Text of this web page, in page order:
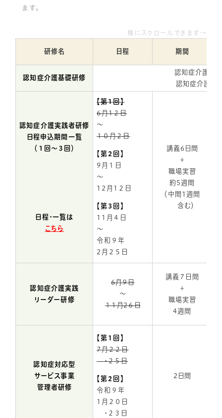
ます。
横にスクロールできます→
研修名 日程 期間
認知症介護基礎研修
認知症介護研
認知症介護基
認知症介護実践者研修
日程申込期間一覧
（１回～３回）
日程・一覧は
こちら
【第1回】
6月1２日
～
１０月２日
【第2回】
9月１日
～
12月1２日
【第3回】
11月４日
～
令和９年
2月２５日
講義6日間
＋
職場実習
約5週間
（中間1週間
含む）
認知症介護実践
リーダー研修
6月９日
～
１１月2６日
講義７日間
＋
職場実習
4週間
認知症対応型
サービス事業
管理者研修
【第1回】
7月２２日
・２５日
【第2回】
令和９年
1月２０日
・２３日
2日間